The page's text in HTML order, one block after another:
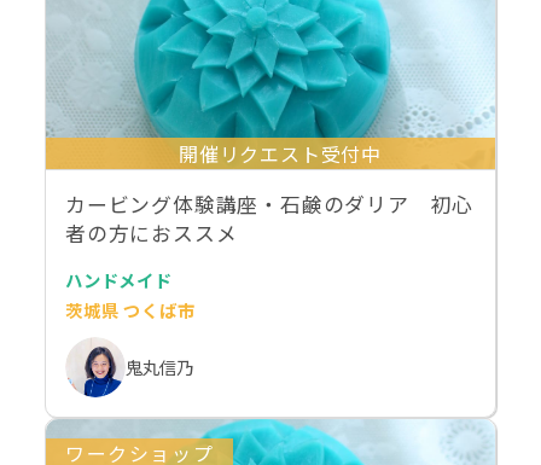
開催リクエスト受付中
カービング体験講座・石鹸のダリア 初心
者の方におススメ
ハンドメイド
茨城県 つくば市
鬼丸信乃
ワークショップ